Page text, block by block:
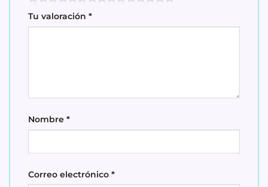
Tu valoración *
Nombre *
Correo electrónico *